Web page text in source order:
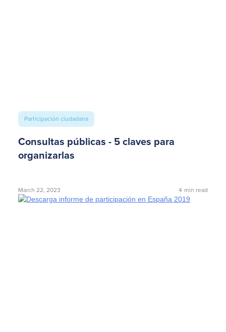
Participación ciudadana
Consultas públicas - 5 claves para
organizarlas
March 22, 2023 4 min read